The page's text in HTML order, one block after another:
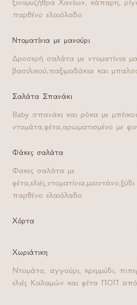
ξινομυζήθρα Χανίων, κάπαρη,
παρθένο ελαιόλαδο.
Ντοματίνια με μανούρι
Δροσερή σαλάτα με ντοματίνια
βασιλικού,παξιμαδάκια και
Σαλάτα Σπανάκι
Baby σπανάκι και ρόκα με
ντομάτα,φέτα,αρωματισμένο με
Φάκες σαλάτα
Φακες σαλάτα με
παρθένο ελαιόλαδο.
Χόρτα
Χωριάτικη
Ντομάτα, αγγούρι, κρεμμύδι,
ελιές Καλαμών και φέτα ΠΟΠ